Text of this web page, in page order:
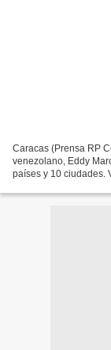
Caracas (Prensa RP
venezolano, Eddy
países y 10 ciudades.